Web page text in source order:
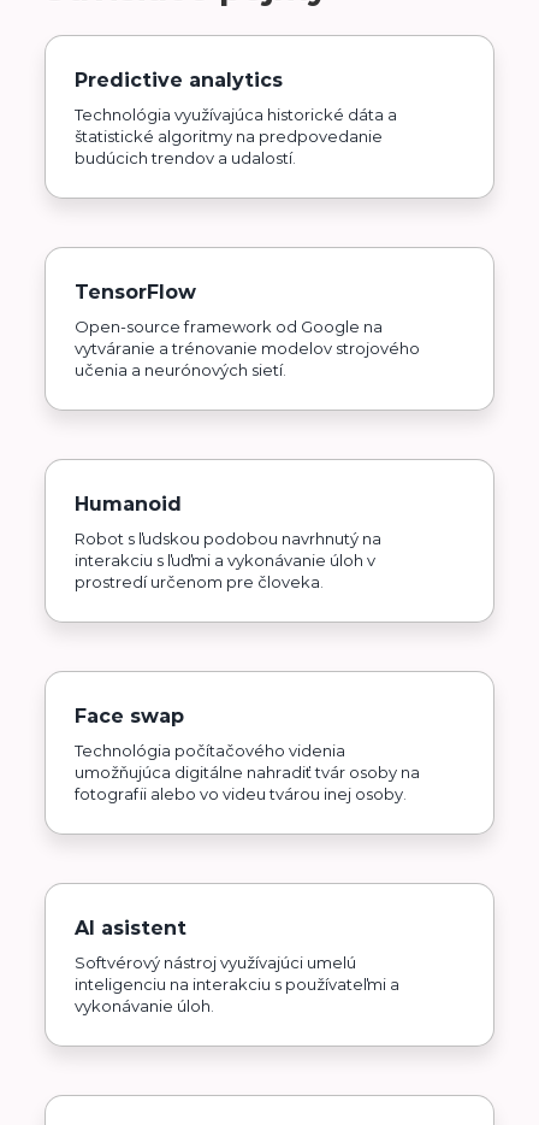
Predictive analytics
Technológia využívajúca historické dáta a
štatistické algoritmy na predpovedanie
budúcich trendov a udalostí.
TensorFlow
Open-source framework od Google na
vytváranie a trénovanie modelov strojového
učenia a neurónových sietí.
Humanoid
Robot s ľudskou podobou navrhnutý na
interakciu s ľuďmi a vykonávanie úloh v
prostredí určenom pre človeka.
Face swap
Technológia počítačového videnia
umožňujúca digitálne nahradiť tvár osoby na
fotografii alebo vo videu tvárou inej osoby.
AI asistent
Softvérový nástroj využívajúci umelú
inteligenciu na interakciu s používateľmi a
vykonávanie úloh.